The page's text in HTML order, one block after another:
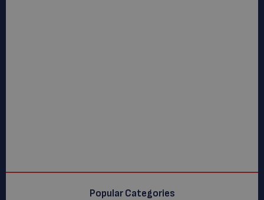
Popular Categories